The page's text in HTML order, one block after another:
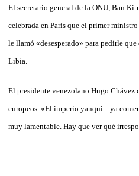
El secretario general de la ONU, Ban
celebrada en París que el primer
le llamó «desesperado» para pedirle
Libia.
El presidente venezolano Hugo Chávez
europeos. «El imperio yanqui... ya
muy lamentable. Hay que ver qué